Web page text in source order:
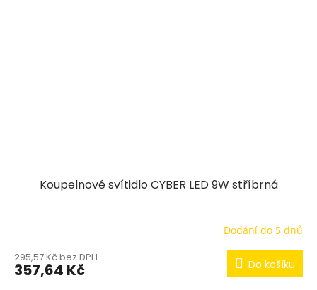
Koupelnové svítidlo CYBER LED 9W stříbrná
Dodání do 5 dnů
295,57 Kč bez DPH
357,64 Kč Do košíku